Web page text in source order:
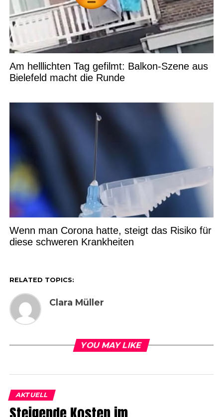
Am helllichten Tag gefilmt: Balkon-Szene aus
Bielefeld macht die Runde
Wenn man Corona hatte, steigt das Risiko für
diese schweren Krankheiten
RELATED TOPICS:
Clara Müller
YOU MAY LIKE
AKTUELL